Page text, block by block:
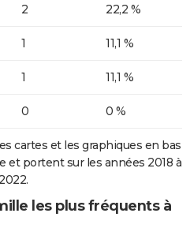
2 22,2 %
1 11,1 %
1 11,1 %
0 0 %
cartes et les graphiques en bas
et portent sur les années 2018 à
2022.
les plus fréquents à